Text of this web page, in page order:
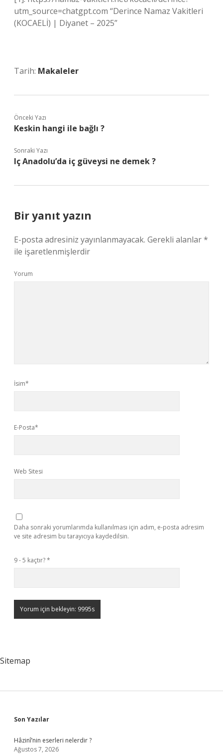
utm_source=chatgpt.com “Derince Namaz Vakitleri
(KOCAELİ) | Diyanet – 2025”
Tarih: Makaleler
Önceki Yazı
Keskin hangi ile bağlı ?
Sonraki Yazı
Iç Anadolu’da iç güveysi ne demek ?
Bir yanıt yazın
E-posta adresiniz yayınlanmayacak. Gerekli alanlar*
ile işaretlenmişlerdir
Yorum
İsim*
E-Posta*
Web Sitesi
Daha sonraki yorumlarımda kullanılması için adım, e-posta adresim
ve site adresim bu tarayıcıya kaydedilsin.
9 - 5 kaçtır?*
Sitemap
Sidebar
Son Yazılar
Hâzinî’nin eserleri nelerdir ?
Ağustos 7, 2026